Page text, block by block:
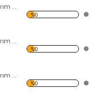
Modern Soyut Tasarım 31 Kanvas Tablo
%0
Modern Soyut Tasarım 30 Kanvas Tablo
%0
Modern Soyut Tasarım 29 Kanvas Tablo
%0